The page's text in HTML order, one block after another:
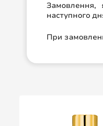
Замовлення,
наступного
При